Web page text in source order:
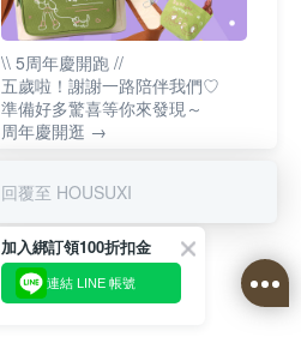
\\ 5周年慶開跑 //
五歲啦！謝謝一路陪伴我們♡
準備好多驚喜等你來發現～
周年慶開逛 →
回覆至 HOUSUXI
加入綁訂領100折扣金
連結 LINE 帳號